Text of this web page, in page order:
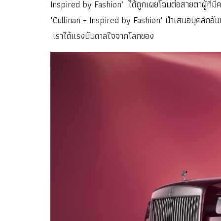
Inspired by Fashion’ ได้ถูกเผยโฉมต่อสายตาผู้ที่
'Cullinan – Inspired by Fashion' นำเสนอบุคลิก
เราได้แรงบันดาลใจจากโลกของ